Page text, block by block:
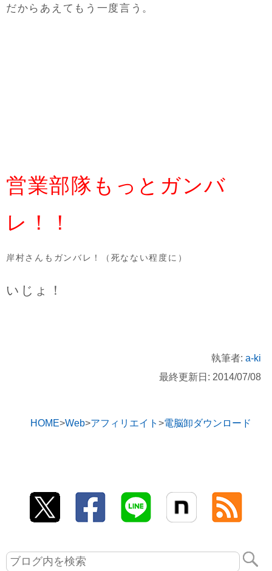
だからあえてもう一度言う。
営業部隊もっとガンバ
レ！！
岸村さんもガンバレ！（死なない程度に）
いじょ！
執筆者: a-ki
最終更新日: 2014/07/08
HOME Web アフィリエイト 電脳卸ダウンロード